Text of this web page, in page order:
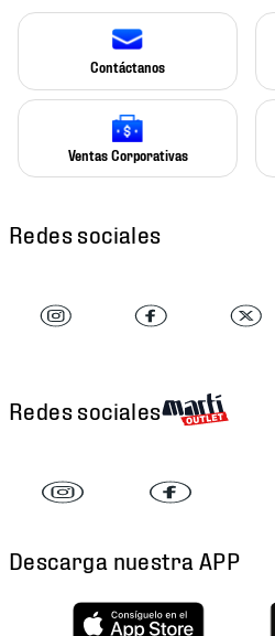
Contáctanos
Ventas Corporativas
Redes sociales
Redes sociales
Descarga nuestra APP